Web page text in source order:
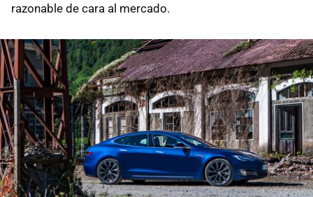
razonable de cara al mercado.